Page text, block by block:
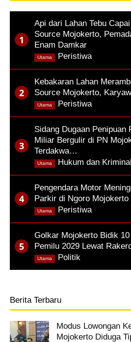
Api dari Lahan Tebu
Source Mojokerto,
Enam Damkar
Peristiwa
Utama
Kebakaran Lahan
Source Mojokerto,
Peristiwa
Utama
Sidang Dugaan Penipuan
Miliar Bergulir di PN
Terdakwa…
Hukum dan Kriminal
Utama
Pengendara Motor
Parkir di Ngoro Mojokerto
Peristiwa
Utama
Golkar Mojokerto Bidik
Pemilu 2029 Lewat
Politik
Utama
Berita Terbaru
Modus Lowongan
Mojokerto Diduga